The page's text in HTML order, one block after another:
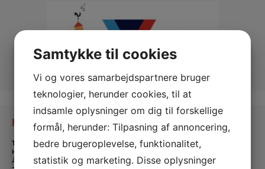
Kontakt os
Tante Andante Hus
KFUM og KFUK i Lemvig
Ågade 5
Samtykke til cookies
Vi og vores samarbejdspartnere bruger
teknologier, herunder cookies, til at
indsamle oplysninger om dig til forskellige
formål, herunder: Tilpasning af annoncering,
bedre brugeroplevelse, funktionalitet,
statistik og marketing. Disse oplysninger